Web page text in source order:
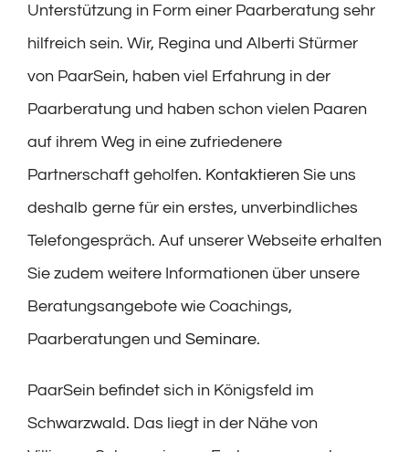
Unterstützung in Form einer Paarberatung sehr
hilfreich sein. Wir, Regina und Alberti Stürmer
von PaarSein, haben viel Erfahrung in der
Paarberatung und haben schon vielen Paaren
auf ihrem Weg in eine zufriedenere
Partnerschaft geholfen. Kontaktieren Sie uns
deshalb gerne für ein erstes, unverbindliches
Telefongespräch. Auf unserer Webseite erhalten
Sie zudem weitere Informationen über unsere
Beratungsangebote wie Coachings,
Paarberatungen und Seminare.
PaarSein befindet sich in Königsfeld im
Schwarzwald. Das liegt in der Nähe von